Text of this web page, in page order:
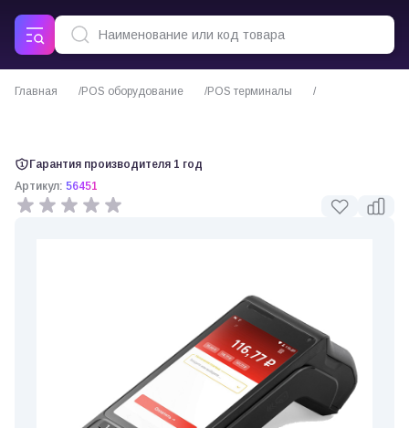
Главная POS оборудование
POS терминалы
Гарантия производителя 1 год
Артикул: 56451